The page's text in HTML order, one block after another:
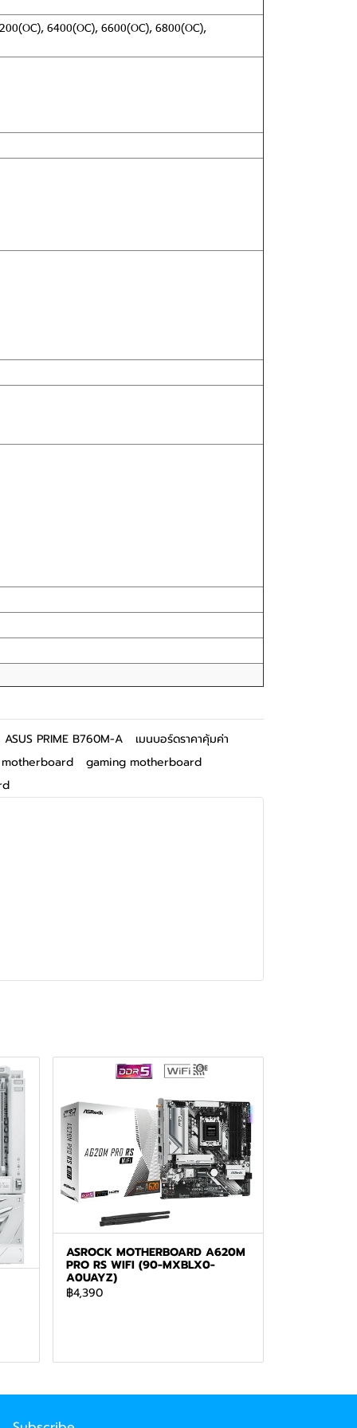
6400(OC), 6600(OC), 6800(OC),
ASUS PRIME B760M-A
เมนบอร์ดราคาคุ้มค่า
gaming motherboard
ASROCK MOTHERBOARD A620M
PRO RS WIFI (90-MXBLX0-
A0UAYZ)
฿4,390